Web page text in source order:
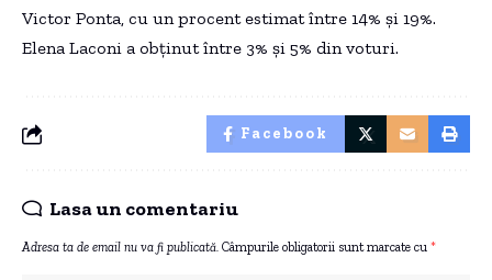
Victor Ponta, cu un procent estimat între 14% și 19%.
Elena Laconi a obținut între 3% și 5% din voturi.
Facebook
Lasa un comentariu
Adresa ta de email nu va fi publicată. Câmpurile obligatorii sunt marcate cu *